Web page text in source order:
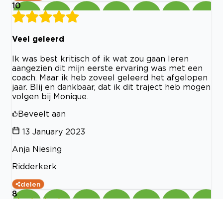
10
Veel geleerd
Ik was best kritisch of ik wat zou gaan leren
aangezien dit mijn eerste ervaring was met een
coach. Maar ik heb zoveel geleerd het afgelopen
jaar. Blij en dankbaar, dat ik dit traject heb mogen
volgen bij Monique.
Beveelt aan
13 January 2023
Anja Niesing
Ridderkerk
delen
8